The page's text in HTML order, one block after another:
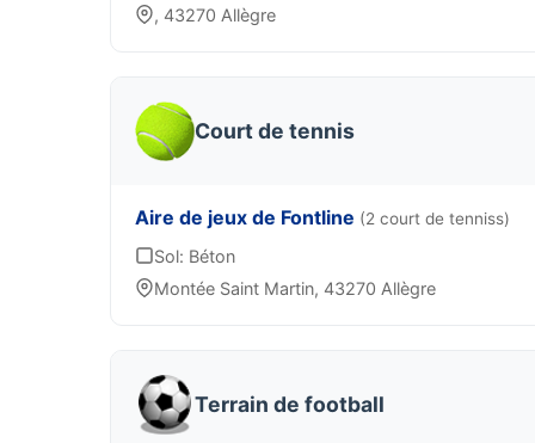
, 43270 Allègre
Court de tennis
Aire de jeux de Fontline (2 court de tenniss)
Sol: Béton
Montée Saint Martin, 43270 Allègre
Terrain de football